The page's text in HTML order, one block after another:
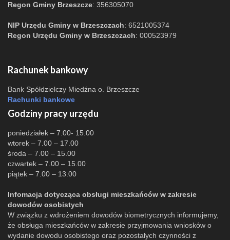
Regon Gminy Brzeszcze: 356305070
NIP Urzędu Gminy w Brzeszczach: 6521005374
Regon Urzędu Gminy w Brzeszczach: 000523979
Rachunek bankowy
Bank Spółdzielczy Miedźna o. Brzeszcze
Rachunki bankowe
Godziny pracy urzędu
poniedziałek – 7.00- 15.00
wtorek – 7.00 – 17.00
środa – 7.00 – 15.00
czwartek – 7.00 – 15.00
piątek – 7.00 – 13.00
Infomacja dotycząca obsługi mieszkańców w zakresie
dowodów osobistych
W związku z wdrożeniem dowodów biometrycznych informujemy,
że obsługa mieszkańców w zakresie przyjmowania wniosków o
wydanie dowodu osobistego oraz pozostałych czynności z